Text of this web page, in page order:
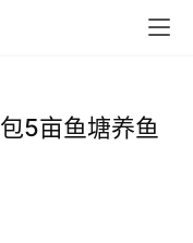
5亩鱼塘养鱼